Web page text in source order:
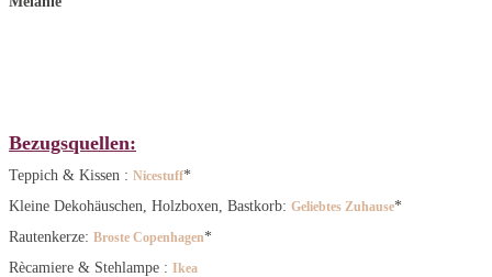
Bezugsquellen:
Teppich & Kissen : Nicestuff*
Kleine Dekohäuschen, Holzboxen, Bastkorb: Geliebtes Zuhause*
Rautenkerze: Broste Copenhagen*
Rècamiere & Stehlampe : Ikea